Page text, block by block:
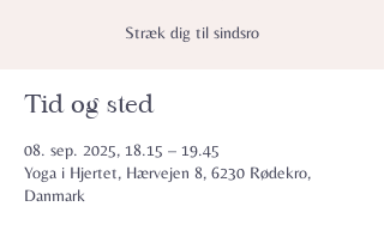
Stræk dig til sindsro
Tid og sted
08. sep. 2025, 18.15 – 19.45
Yoga i Hjertet, Hærvejen 8, 6230 Rødekro,
Danmark